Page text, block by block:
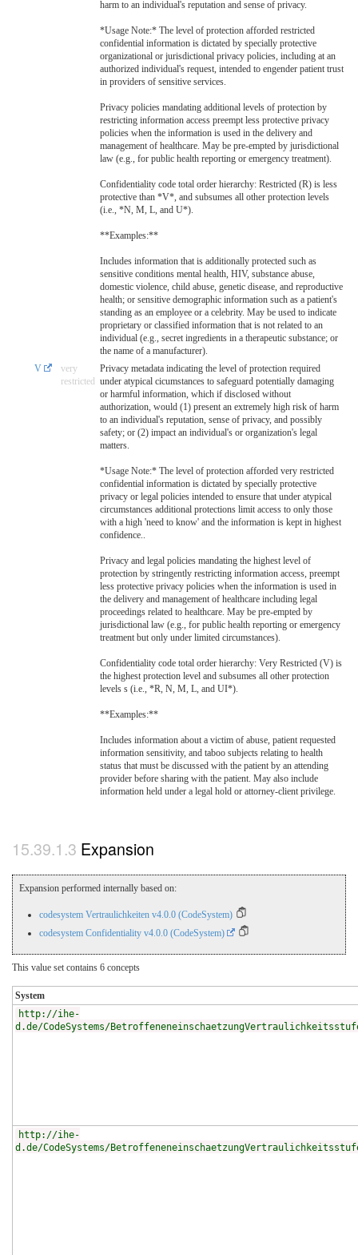
harm to an individual's reputation and sense of privacy.
*Usage Note:* The level of protection afforded restricted
confidential information is dictated by specially protective
organizational or jurisdictional privacy policies, including at an
authorized individual's request, intended to engender patient trust
in providers of sensitive services.
Privacy policies mandating additional levels of protection by
restricting information access preempt less protective privacy
policies when the information is used in the delivery and
management of healthcare. May be pre-empted by jurisdictional
law (e.g., for public health reporting or emergency treatment).
Confidentiality code total order hierarchy: Restricted (R) is less
protective than *V*, and subsumes all other protection levels
(i.e., *N, M, L, and U*).
**Examples:**
Includes information that is additionally protected such as
sensitive conditions mental health, HIV, substance abuse,
domestic violence, child abuse, genetic disease, and reproductive
health; or sensitive demographic information such as a patient's
standing as an employee or a celebrity. May be used to indicate
proprietary or classified information that is not related to an
individual (e.g., secret ingredients in a therapeutic substance; or
the name of a manufacturer).
V
very
restricted
Privacy metadata indicating the level of protection required
under atypical cicumstances to safeguard potentially damaging
or harmful information, which if disclosed without
authorization, would (1) present an extremely high risk of harm
to an individual's reputation, sense of privacy, and possibly
safety; or (2) impact an individual's or organization's legal
matters.
*Usage Note:* The level of protection afforded very restricted
confidential information is dictated by specially protective
privacy or legal policies intended to ensure that under atypical
circumstances additional protections limit access to only those
with a high 'need to know' and the information is kept in highest
confidence..
Privacy and legal policies mandating the highest level of
protection by stringently restricting information access, preempt
less protective privacy policies when the information is used in
the delivery and management of healthcare including legal
proceedings related to healthcare. May be pre-empted by
jurisdictional law (e.g., for public health reporting or emergency
treatment but only under limited circumstances).
Confidentiality code total order hierarchy: Very Restricted (V) is
the highest protection level and subsumes all other protection
levels s (i.e., *R, N, M, L, and UI*).
**Examples:**
Includes information about a victim of abuse, patient requested
information sensitivity, and taboo subjects relating to health
status that must be discussed with the patient by an attending
provider before sharing with the patient. May also include
information held under a legal hold or attorney-client privilege.
Expansion
Expansion performed internally based on:
codesystem Vertraulichkeiten v4.0.0 (CodeSystem)
codesystem Confidentiality v4.0.0 (CodeSystem)
This value set contains 6 concepts
System
http://ihe-
d.de/CodeSystems/
http://ihe-
d.de/CodeSystems/